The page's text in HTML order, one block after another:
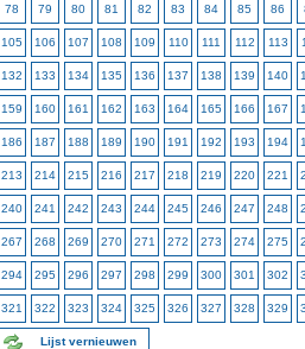
78 79 80 81 82 83 84 85 86
105 106 107 108 109 110 111 112 113
132 133 134 135 136 137 138 139 140
159 160 161 162 163 164 165 166 167
186 187 188 189 190 191 192 193 194
213 214 215 216 217 218 219 220 221
240 241 242 243 244 245 246 247 248
267 268 269 270 271 272 273 274 275
294 295 296 297 298 299 300 301 302
321 322 323 324 325 326 327 328 329
Lijst vernieuwen